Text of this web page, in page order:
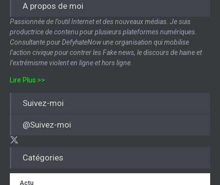
Catégories
Actu
A propos de moi
Passionnée de l’outil Internet et des nouveaux médias. Je suis
productrice de contenu pour plusieurs plateformes numériques.
Consultante pour DefyhateNow une organisation qui mobilise
l’action civique pour contrer les Fake news, le discours de haine et
l’extrémisme violent en ligne et hors ligne.
Lire Plus >>
Suivez-moi
@Suivez-moi